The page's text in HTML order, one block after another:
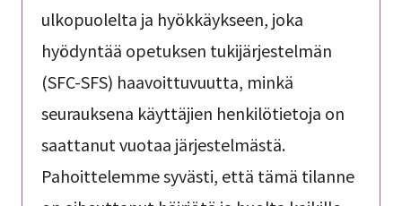
ulkopuolelta ja hyökkäykseen, joka
hyödyntää opetuksen tukijärjestelmän
(SFC-SFS) haavoittuvuutta, minkä
seurauksena käyttäjien henkilötietoja on
saattanut vuotaa järjestelmästä.
Pahoittelemme syvästi, että tämä tilanne